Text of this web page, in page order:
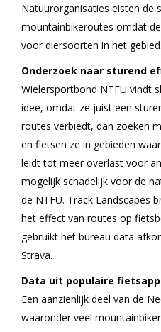
Natuurorganisaties eisten de
mountainbikeroutes omdat
voor diersoorten in het gebied.
Onderzoek naar sturend
Wielersportbond NTFU vindt
idee, omdat ze juist een
routes verbiedt, dan zoeken
en fietsen ze in gebieden
leidt tot meer overlast voor
mogelijk schadelijk voor de
de NTFU. Track Landscapes
het effect van routes op
gebruikt het bureau data
Strava.
Data uit populaire fietsapp
Een aanzienlijk deel van de
waaronder veel